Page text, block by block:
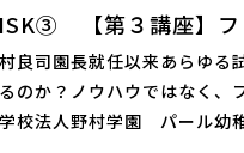
【第３講座】フ
良司園長就任以来あらゆる
のか？ノウハウではなく、
校法人野村学園 パール